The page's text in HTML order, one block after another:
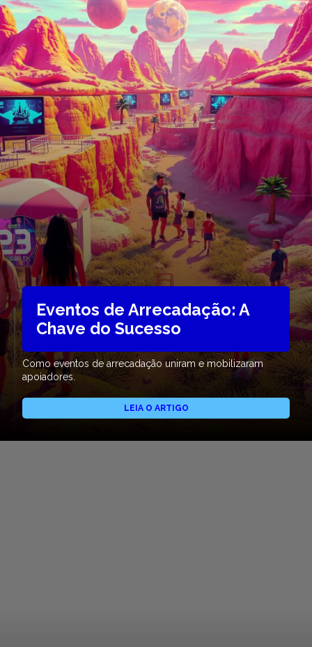
Eventos de Arrecadação: A
Chave do Sucesso
Como eventos de arrecadação uniram e mobilizaram
apoiadores.
LEIA O ARTIGO